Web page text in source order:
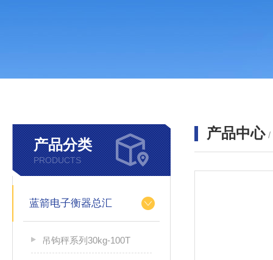
产品分类
PRODUCTS
蓝箭电子衡器总汇
吊钩秤系列30kg-100T
产品中心 /